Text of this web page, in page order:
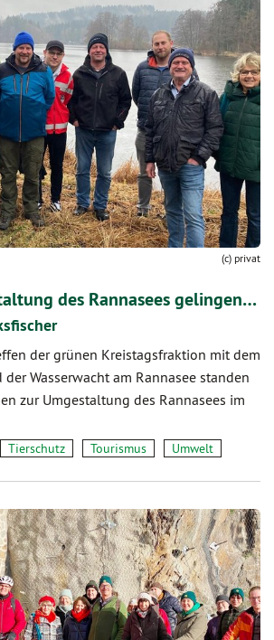
(c) privat
des Rannasees gelingen…
der grünen Kreistagsfraktion mit dem
Wasserwacht am Rannasee standen
zur Umgestaltung des Rannasees im
Tierschutz Tourismus Umwelt